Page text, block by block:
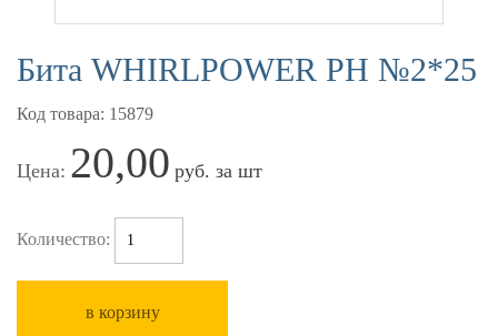
Бита WHIRLPOWER РН №2*25
Код товара: 15879
Цена: 20,00 руб. за шт
Количество:
в корзину